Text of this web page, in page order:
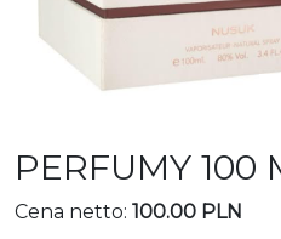
PERFUMY 100
Cena netto: 100.00 PLN